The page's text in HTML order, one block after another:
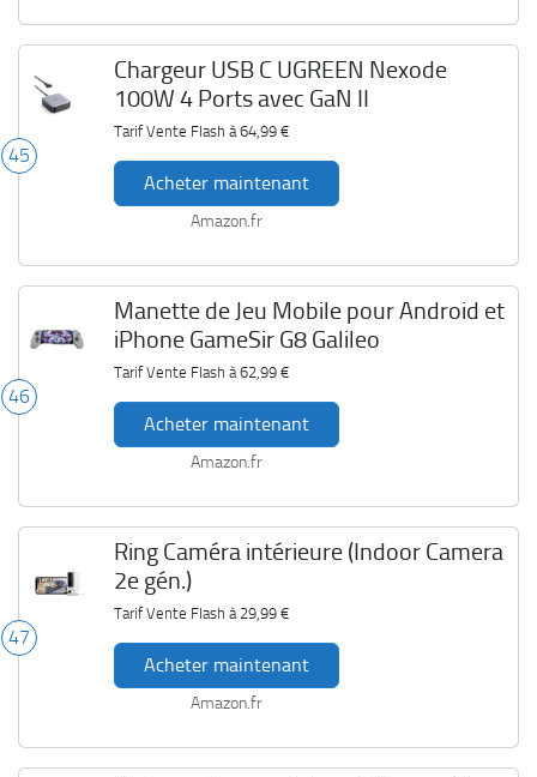
45
Chargeur USB C UGREEN Nexode
100W 4 Ports avec GaN II
Tarif Vente Flash à64,99 €
Acheter maintenant
Amazon.fr
46
Manette de Jeu Mobile pour Android et
iPhone GameSir G8 Galileo
Tarif Vente Flash à62,99 €
Acheter maintenant
Amazon.fr
47
Ring Caméra intérieure (Indoor Camera
2e gén.)
Tarif Vente Flash à 29,99 €
Acheter maintenant
Amazon.fr